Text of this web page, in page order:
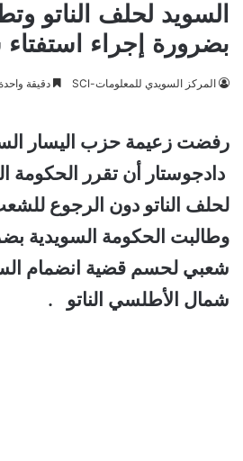
السويد لحلف الناتو
بضرورة إجراء
المركز السويدي للمعلومات-SCI دقيقة
رفضت زعيمة حزب اليسار
دادجوستار أن تقرر الحكومة
لحلف الناتو دون الرجوع
وطالبت الحكومة السويدية
شعبي لحسم قضية انضمام
شمال الأطلسي الناتو .